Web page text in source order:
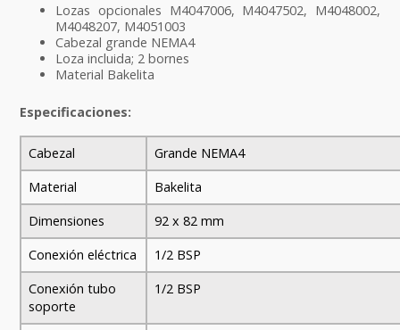
Lozas opcionales M4047006, M4047502, M4048002,
M4048207, M4051003
Cabezal grande NEMA4
Loza incluida; 2 bornes
Material Bakelita
Especificaciones:
Cabezal
Grande NEMA4
Material
Bakelita
Dimensiones
92 x 82 mm
Conexión eléctrica
1/2 BSP
Conexión tubo
soporte
1/2 BSP